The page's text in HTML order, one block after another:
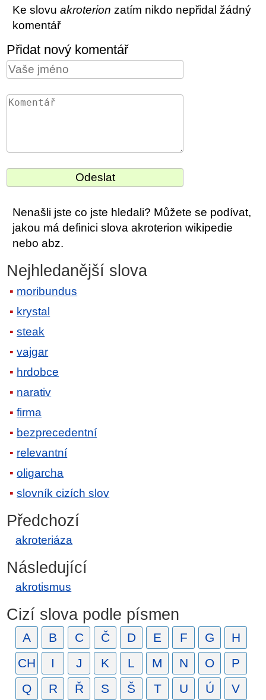
Ke slovuakroterion zatím nikdo nepřidal žádný
komentář
Přidat nový komentář
Nenašli jste co jste hledali? Můžete se podívat,
jakou má definici slova akroterion wikipedie
nebo abz.
Nejhledanější slova
moribundus
krystal
steak
vajgar
hrdobce
narativ
firma
bezprecedentní
relevantní
oligarcha
slovník cizích slov
Předchozí
akroteriáza
Následující
akrotismus
Cizí slova podle písmen
A B C Č D E F G
H
CH
I J K L M N O
P
Q
R Ř S Š T U Ú V